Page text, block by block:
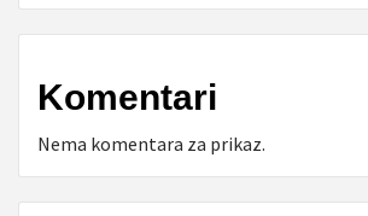
Komentari
Nema komentara za prikaz.